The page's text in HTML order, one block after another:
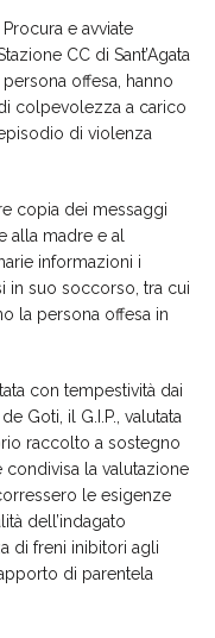
e avviate
CC di Sant’Agata
offesa, hanno
colpevolezza a carico
di violenza
copia dei messaggi
alla madre e al
informazioni i
in suo soccorso, tra cui
la persona offesa in
con tempestività dai
de Goti , il G.I.P., valutata
raccolto a sostegno
la valutazione
le esigenze
dell’indagato
di freni inibitori agli
di parentela